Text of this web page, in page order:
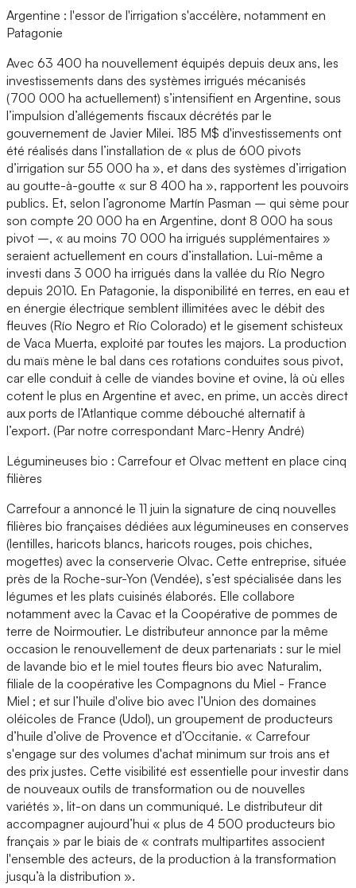
Argentine : l'essor de l'irrigation s'accélère, notamment en
Patagonie
Avec 63 400 ha nouvellement équipés depuis deux ans, les
investissements dans des systèmes irrigués mécanisés
(700 000 ha actuellement) s’intensifient en Argentine, sous
l’impulsion d’allégements fiscaux décrétés par le
gouvernement de Javier Milei. 185 M$ d'investissements ont
été réalisés dans l’installation de « plus de 600 pivots
d’irrigation sur 55 000 ha », et dans des systèmes d’irrigation
au goutte-à-goutte « sur 8 400 ha », rapportent les pouvoirs
publics. Et, selon l’agronome Martín Pasman – qui sème pour
son compte 20 000 ha en Argentine, dont 8 000 ha sous
pivot –, « au moins 70 000 ha irrigués supplémentaires »
seraient actuellement en cours d’installation. Lui-même a
investi dans 3 000 ha irrigués dans la vallée du Río Negro
depuis 2010. En Patagonie, la disponibilité en terres, en eau et
en énergie électrique semblent illimitées avec le débit des
fleuves (Río Negro et Río Colorado) et le gisement schisteux
de Vaca Muerta, exploité par toutes les majors. La production
du maïs mène le bal dans ces rotations conduites sous pivot,
car elle conduit à celle de viandes bovine et ovine, là où elles
cotent le plus en Argentine et avec, en prime, un accès direct
aux ports de l’Atlantique comme débouché alternatif à
l’export. (Par notre correspondant Marc-Henry André)
Légumineuses bio : Carrefour et Olvac mettent en place cinq
filières
Carrefour a annoncé le 11 juin la signature de cinq nouvelles
filières bio françaises dédiées aux légumineuses en conserves
(lentilles, haricots blancs, haricots rouges, pois chiches,
mogettes) avec la conserverie Olvac. Cette entreprise, située
près de la Roche-sur-Yon (Vendée), s’est spécialisée dans les
légumes et les plats cuisinés élaborés. Elle collabore
notamment avec la Cavac et la Coopérative de pommes de
terre de Noirmoutier. Le distributeur annonce par la même
occasion le renouvellement de deux partenariats : sur le miel
de lavande bio et le miel toutes fleurs bio avec Naturalim,
filiale de la coopérative les Compagnons du Miel - France
Miel ; et sur l’huile d'olive bio avec l’Union des domaines
oléicoles de France (Udol), un groupement de producteurs
d’huile d’olive de Provence et d’Occitanie. « Carrefour
s'engage sur des volumes d'achat minimum sur trois ans et
des prix justes. Cette visibilité est essentielle pour investir dans
de nouveaux outils de transformation ou de nouvelles
variétés », lit-on dans un communiqué. Le distributeur dit
accompagner aujourd’hui « plus de 4 500 producteurs bio
français » par le biais de « contrats multipartites associent
l'ensemble des acteurs, de la production à la transformation
jusqu’à la distribution ».